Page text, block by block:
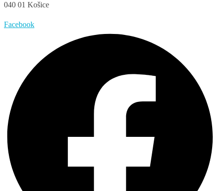
040 01 Košice
Facebook